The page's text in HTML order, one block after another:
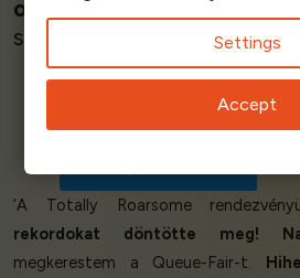
olyan simán
ment a
semmi nem tetszik ez a cég!’
‘A Totally Roarsome
rekordokat döntötte meg!
megkerestem a Queue-Fair-t.
Settings
Accept